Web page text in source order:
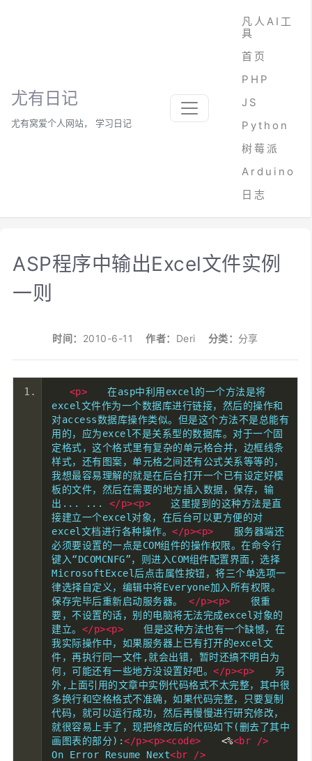
尤有日记
尤有窝爱个人网站， 学习日记
凡人AI工
具
首页
PHP
JS
Python
树莓派
Arduino
日志
ASP程序中输出Excel文件实例
一则
时间： 2010-6-11作者： Deri 分类： 分享
<p> 在asp中利用excel的一个方法是将
excel文件作为一个数据库进行链接，然后的操作和
对access数据库操作类似。但是这个方法不是总能有
用的，应为excel不是关系型的数据库。对于一个固
定格式，这个格式里有复杂的单元格合并，边框线条
样式，还有图案，单元格之间还有公式关系等等的，
我想最容易理解的就是在后台打开一个已有设定好模
板的文件，然后在需要的地方插入数据，保存，输
出... ... </p><p> 这里提到的这种方法是直
接建立一个excel对象，在后台可以更方便的对
excel文档进行各种操作。 </p><p> 服务器端还
必须要设置的一点是COM组件的操作权限。在命令行
键入“DCOMCNFG”，则进入COM组件配置界面，选择
MicrosoftExcel后点击属性按钮，将三个单选项一
律选择自定义，编辑中将Everyone加入所有权限。
保存完毕后重新启动服务器。 </p><p> 很重
要，不设置的话，别的电脑将无法完成excel对象的
建立。 </p><p> 但是这种方法也有一个缺憾，在
我实际操作中，如果服务器上已有打开的excel文
件，再执行同一文件,就会出错，暂时还搞不明白为
何，可能还有一些地方没设置好吧。 </p><p> 另
外,上面引用的文章中实例代码格式不太完整，其中很
多换行和空格格式不准确，如果代码完整，只要复制
代码，就可以运行成功，然后再慢慢进行研究修改，
就很容易上手了，现把修改后的代码如下(删去了其中
画图表的部分):</p><p><code> <%<br
/>
On Error Resume Next<br
/>